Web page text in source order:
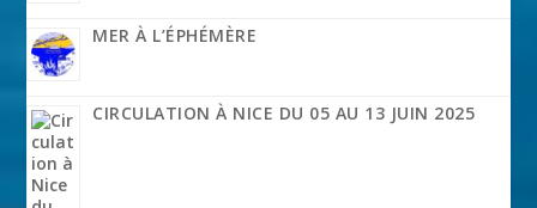
MER À L’ÉPHÉMÈRE
CIRCULATION À NICE DU 05 AU 13 JUIN 2025